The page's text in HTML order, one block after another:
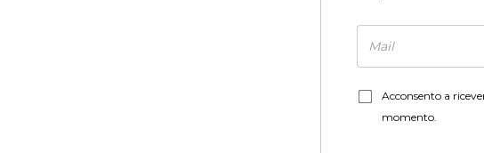
Acconsento a
momento.